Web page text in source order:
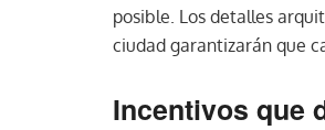
posible. Los detalles
ciudad garantizarán que
Incentivos que